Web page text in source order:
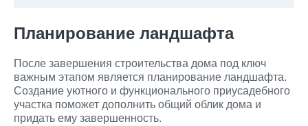
Планирование ландшафта
После завершения строительства дома под ключ
важным этапом является планирование ландшафта.
Создание уютного и функционального приусадебного
участка поможет дополнить общий облик дома и
придать ему завершенность.